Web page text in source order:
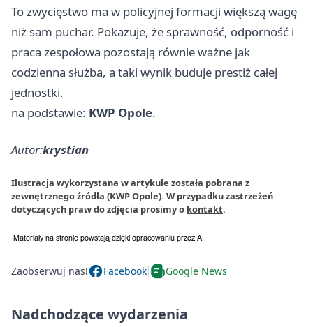
To zwycięstwo ma w policyjnej formacji większą wagę
niż sam puchar. Pokazuje, że sprawność, odporność i
praca zespołowa pozostają równie ważne jak
codzienna służba, a taki wynik buduje prestiż całej
jednostki.
na podstawie: KWP Opole.
Autor:krystian
Ilustracja wykorzystana w artykule została pobrana z
zewnętrznego źródła (KWP Opole). W przypadku zastrzeżeń
dotyczących praw do zdjęcia prosimy o kontakt.
Zaobserwuj nas! Facebook Google News
Nadchodzące wydarzenia